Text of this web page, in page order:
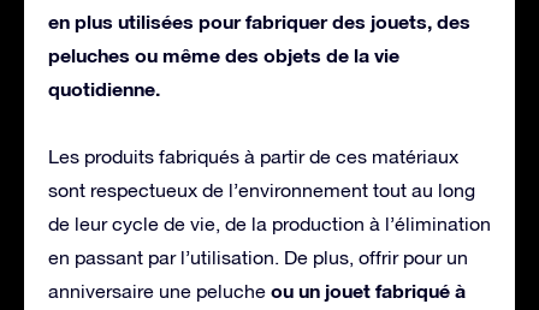
en plus utilisées pour fabriquer des jouets, des
peluches ou même des objets de la vie
quotidienne.
Les produits fabriqués à partir de ces matériaux
sont respectueux de l’environnement tout au long
de leur cycle de vie, de la production à l’élimination
en passant par l’utilisation. De plus, offrir pour un
anniversaire une peluche ou un jouet fabriqué à